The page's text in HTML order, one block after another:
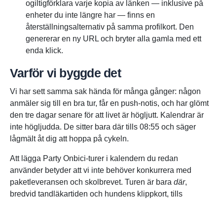
ogiltigförklara varje kopia av länken — inklusive på
enheter du inte längre har — finns en
återställningsalternativ på samma profilkort. Den
genererar en ny URL och bryter alla gamla med ett
enda klick.
Varför vi byggde det
Vi har sett samma sak hända för många gånger: någon
anmäler sig till en bra tur, får en push-notis, och har glömt
den tre dagar senare för att livet är högljutt. Kalendrar är
inte högljudda. De sitter bara där tills 08:55 och säger
lågmält åt dig att hoppa på cykeln.
Att lägga Party Onbici-turer i kalendern du redan
använder betyder att vi inte behöver konkurrera med
paketleveransen och skolbrevet. Turen är bara där,
bredvid tandläkartiden och hundens klippkort, tills